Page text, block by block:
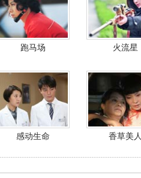
跑马场 火流星
感动生命 香草美人